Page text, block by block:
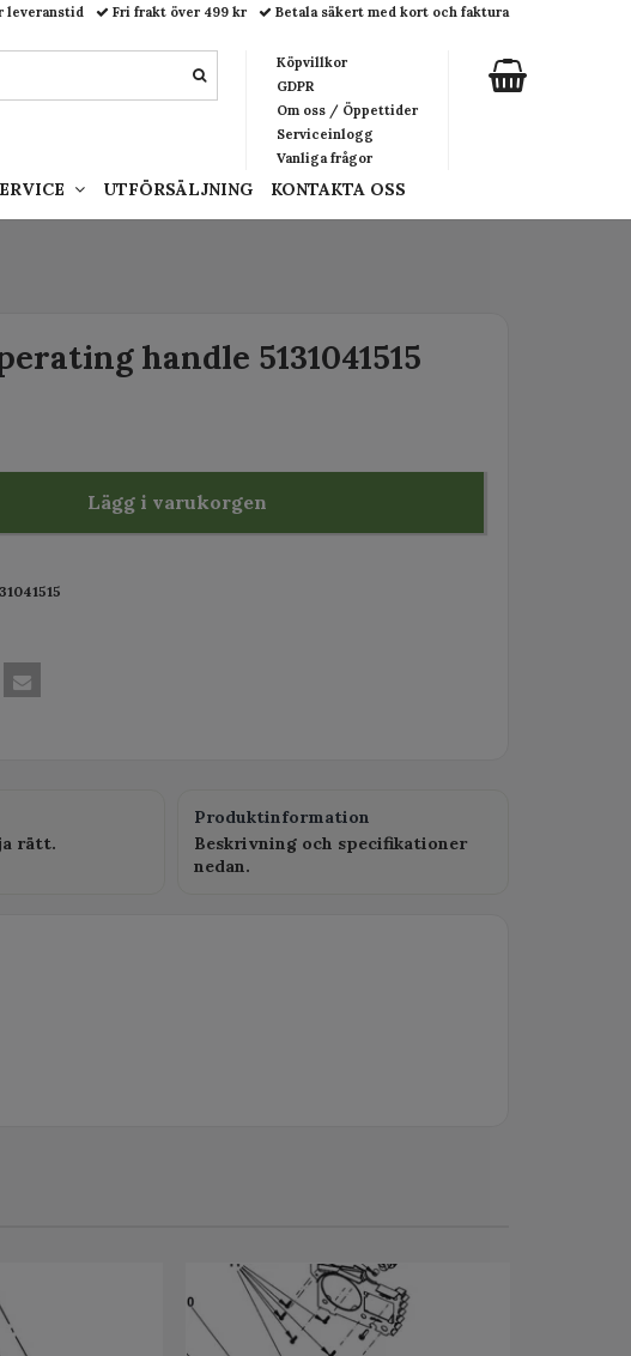
handle 5131041515
Lägg i varukorgen
rätt.
Produktinformation
Beskrivning och specifikationer
nedan.
leveranstid Fri frakt över 499 kr Betala säkert med kort och faktura
Köpvillkor
GDPR
Om oss / Öppettider
Serviceinlogg
Vanliga frågor
UTFÖRSÄLJNING KONTAKTA OSS